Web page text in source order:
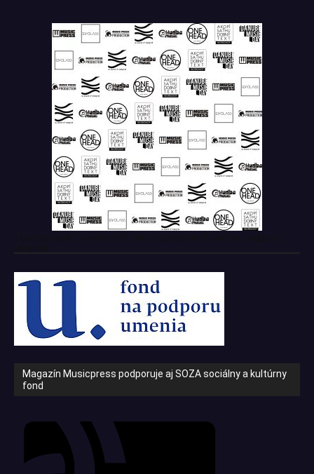
Magazín Musicpress podporuje aj SOZA sociálny a kultúrny
fond